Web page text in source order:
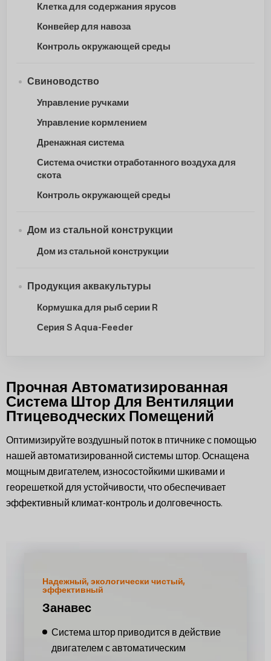
Клетка для содержания ярусов
Конвейер для навоза
Контроль окружающей среды
Свиноводство
Управление ручками
Управление кормлением
Дренажная система
Система очистки отработанного воздуха для
скота
Контроль окружающей среды
Дом из стальной конструкции
Дом из стальной конструкции
Продукция аквакультуры
Кормушка для рыб серии R
Серия S Aqua-Feeder
Прочная Автоматизированная
Система Штор Для Вентиляции
Птицеводческих Помещений
Оптимизируйте воздушный поток в птичнике с помощью
нашей автоматизированной системы штор. Оснащена
мощным двигателем, износостойкими шкивами и
георешеткой для устойчивости, что обеспечивает
эффективный климат-контроль и долговечность.
Надежный, экологически чистый,
эффективный
Занавес
Система штор приводится в действие
двигателем с автоматическим